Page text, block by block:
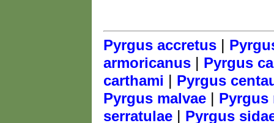
Pyrgus accretus |
armoricanus | Pyrgus
carthami | Pyrgus
Pyrgus malvae | Pyrgus
serratulae | Pyrgus